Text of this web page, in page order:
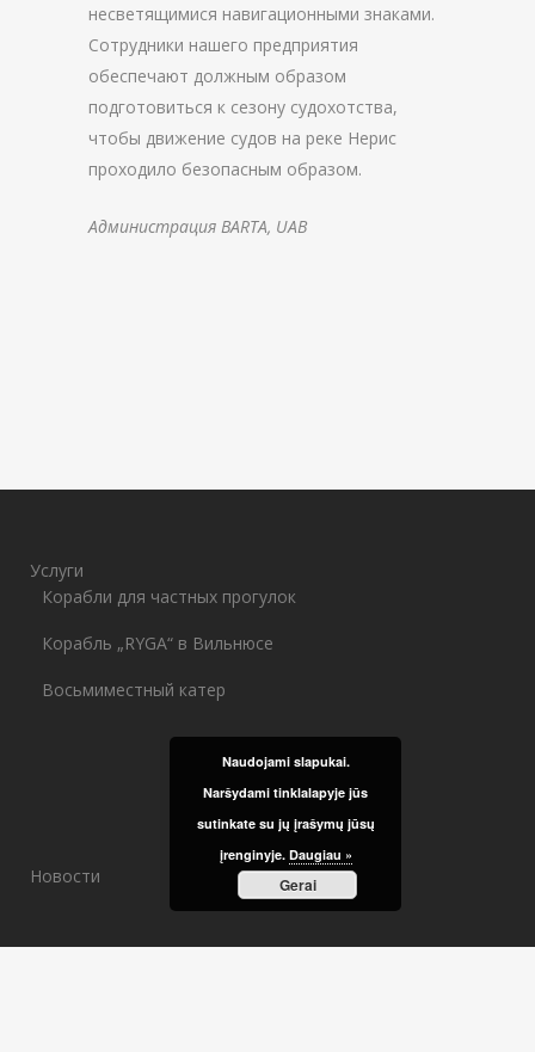
несветящимися навигационными знаками.
Сотрудники нашего предприятия
обеспечают должным образом
подготовиться к сезону судохотства,
чтобы движение судов на реке Нерис
проходило безопасным образом.
Администрация BARTA, UAB
Услуги
Корабли для частных прогулок
Корабль „RYGA“ в Вильнюсе
Восьмиместный катер
Новости
Naudojami slapukai.
Naršydami tinklalapyje jūs
sutinkate su jų įrašymų jūsų
įrenginyje. Daugiau »
Gerai